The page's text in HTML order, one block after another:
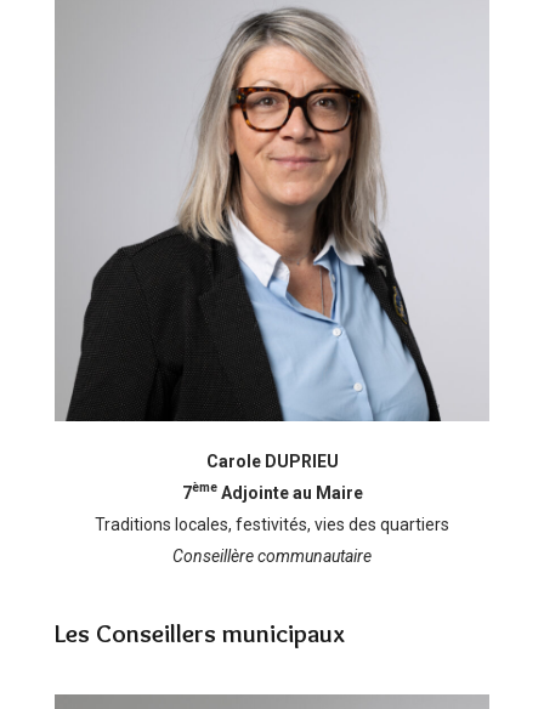
Carole DUPRIEU
7èmeAdjointe au Maire
Traditions locales, festivités, vies des quartiers
Conseillère communautaire
Les Conseillers municipaux